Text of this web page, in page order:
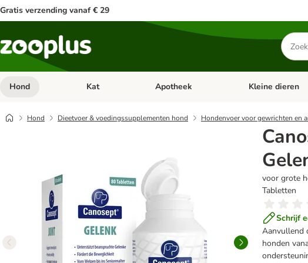
Gratis verzending vanaf € 29
Zoeken
naar
Hond Open categorie menu: Hond
Kat Open categorie menu: Kat
Apotheek Open categorie
Kleine dieren
Hond Dieetvoer & voedingssupplementen hond Hondenvoer voor gewrichten en
voor grote
Tabletten
Schrijf
Aanvullend
honden